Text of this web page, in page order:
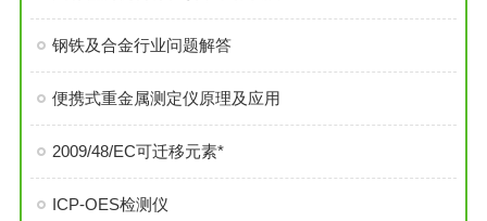
钢铁及合金行业问题解答
便携式重金属测定仪原理及应用
2009/48/EC可迁移元素*
ICP-OES检测仪